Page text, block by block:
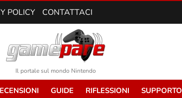
POLICY CONTATTACI
Il portale sul mondo Nintendo
GUIDE RIFLESSIONI SUPPORTO